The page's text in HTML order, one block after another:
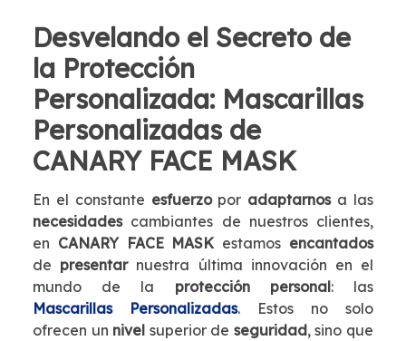
Desvelando el Secreto de
la Protección
Personalizada: Mascarillas
Personalizadas de
CANARY FACE MASK
En el constante esfuerzo por adaptarnos a las
necesidades cambiantes de nuestros clientes,
en CANARY FACE MASKestamos encantados
de presentar nuestra última innovación en el
mundo de la protección personal: las
Mascarillas Personalizadas. Estos no solo
ofrecen un nivel superior de seguridad, sino que